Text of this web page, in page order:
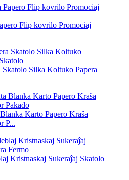
Flip kovrilo Promociaj
Skatolo Silka Koltuko Papera
Karto Papero Kraŝa
P...
Kristnaskaj Sukeraĵaj Skatolo